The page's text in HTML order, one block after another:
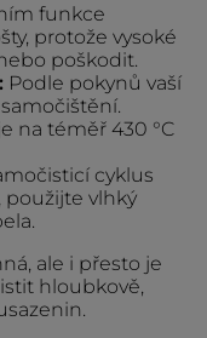
funkce
protože vysoké
poškodit.
Podle pokynů vaší
na téměř 430 °C
cyklus
použijte vlhký
ale i přesto je
hloubkově,